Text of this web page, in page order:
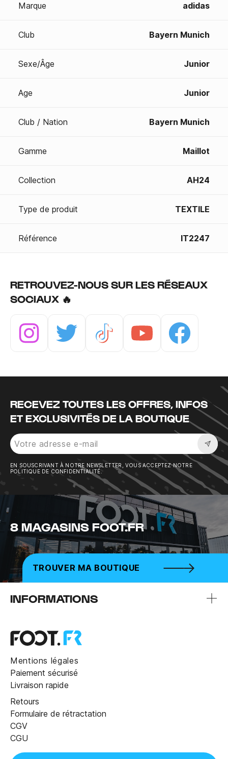
Marque adidas
Club Bayern Munich
Sexe/Âge Junior
Age Junior
Club / Nation Bayern Munich
Gamme Maillot
Collection AH24
Type de produit TEXTILE
Référence IT2247
RETROUVEZ-NOUS SUR LES RÉSEAUX
SOCIAUX 🔥
RECEVEZ TOUTES LES OFFRES, INFOS
ET EXCLUSIVITÉS DE LA BOUTIQUE
EN SOUSCRIVANT À NOTRE NEWSLETTER, VOUS ACCEPTEZ NOTRE
POLITIQUE DE CONFIDENTIALITÉ.
8 MAGASINS FOOT.FR
TROUVER MA BOUTIQUE
INFORMATIONS
Mentions légales
Paiement sécurisé
Livraison rapide
Retours
Formulaire de rétractation
CGV
CGU